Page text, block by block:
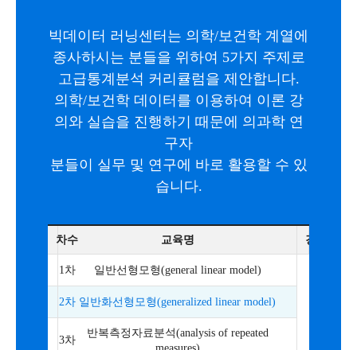
빅데이터 러닝센터는 의학/보건학 계열에
종사하시는 분들을 위하여 5가지 주제로
고급통계분석 커리큘럼을 제안합니다.
의학/보건학 데이터를 이용하여 이론 강
의와 실습을 진행하기 때문에 의과학 연
구자
분들이 실무 및 연구에 바로 활용할 수 있
습니다.
차수 교육명 강사
1차 일반선형모형(general linear model)
2차 일반화선형모형(generalized linear model)
3차
반복측정자료분석(analysis of repeated